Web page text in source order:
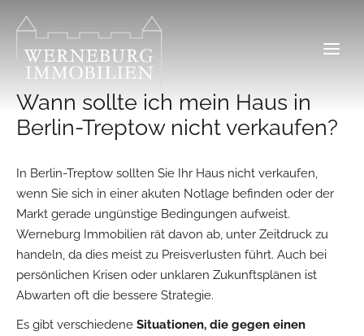
Inhalt
springen
Wann sollte ich mein Haus in
Berlin-Treptow nicht verkaufen?
In Berlin-Treptow sollten Sie Ihr Haus nicht verkaufen,
wenn Sie sich in einer akuten Notlage befinden oder der
Markt gerade ungünstige Bedingungen aufweist.
Werneburg Immobilien rät davon ab, unter Zeitdruck zu
handeln, da dies meist zu Preisverlusten führt. Auch bei
persönlichen Krisen oder unklaren Zukunftsplänen ist
Abwarten oft die bessere Strategie.
Es gibt verschiedene Situationen, die gegen einen